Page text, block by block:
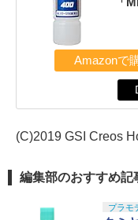
Amazonで
(C)2019 GSI Creos
編集部のおすすめ記
プラモ